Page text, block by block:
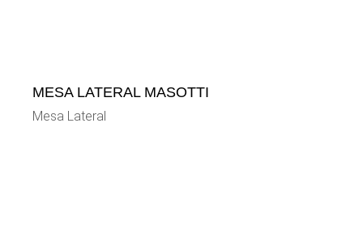
MESA LATERAL MASOTTI
Mesa Lateral